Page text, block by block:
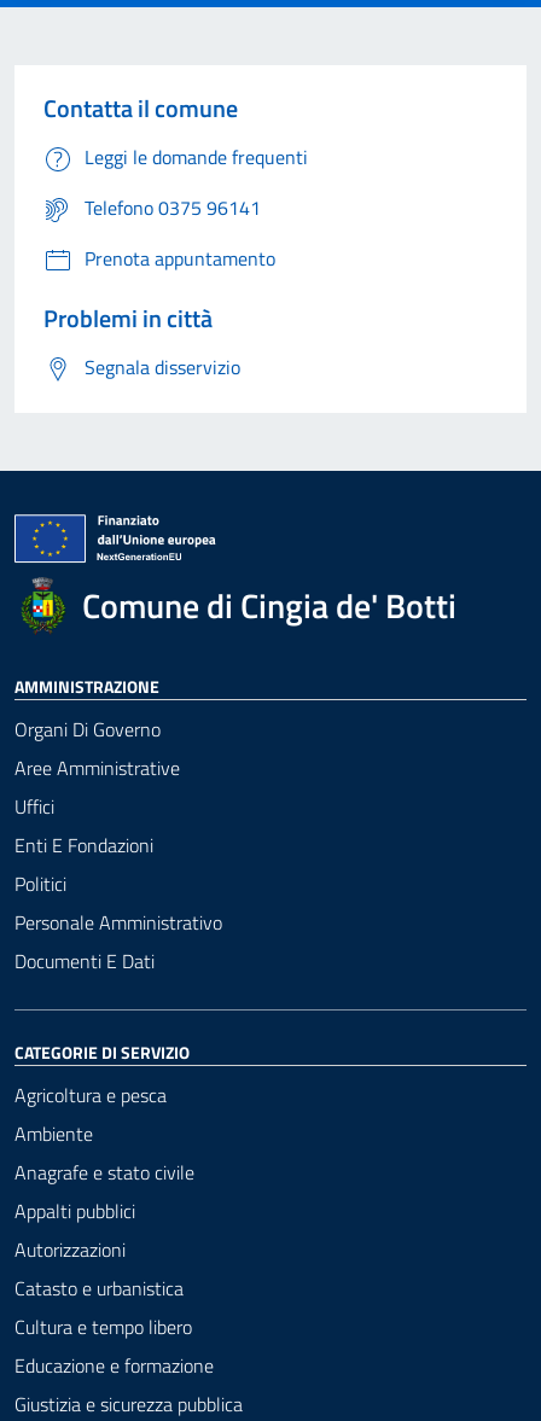
Contatta il comune
Leggi le domande frequenti
Telefono 0375 96141
Prenota appuntamento
Problemi in città
Segnala disservizio
Comune di Cingia de' Botti
AMMINISTRAZIONE
Organi Di Governo
Aree Amministrative
Uffici
Enti E Fondazioni
Politici
Personale Amministrativo
Documenti E Dati
CATEGORIE DI SERVIZIO
Agricoltura e pesca
Ambiente
Anagrafe e stato civile
Appalti pubblici
Autorizzazioni
Catasto e urbanistica
Cultura e tempo libero
Educazione e formazione
Giustizia e sicurezza pubblica